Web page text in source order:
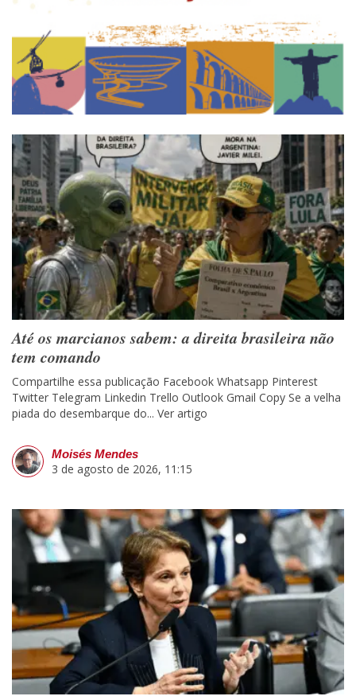
Até os marcianos sabem: a direita brasileira não
tem comando
Compartilhe essa publicação Facebook Whatsapp Pinterest
Twitter Telegram Linkedin Trello Outlook Gmail Copy Se a velha
piada do desembarque do... Ver artigo
Moisés Mendes
3 de agosto de 2026, 11:15